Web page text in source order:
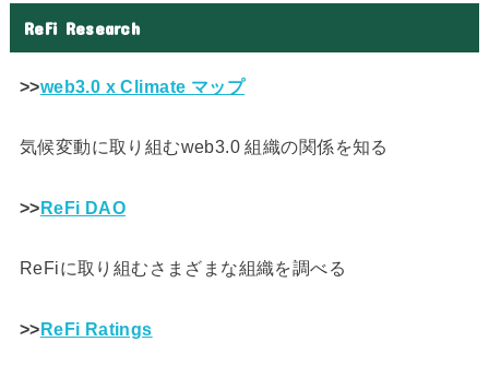
ReFi Research
>>web3.0 x Climate マップ
気候変動に取り組むweb3.0 組織の関係を知る
>>ReFi DAO
ReFiに取り組むさまざまな組織を調べる
>>ReFi Ratings